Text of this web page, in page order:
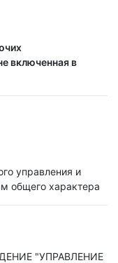
включенная в
управления и
общего характера
"УПРАВЛЕНИЕ